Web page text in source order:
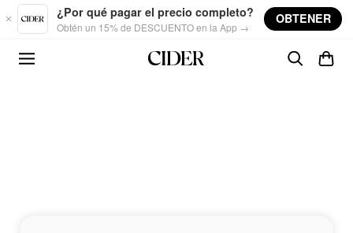
Skip to main content
¿Por qué pagar el precio completo?
Obtén un 15% de DESCUENTO en la App →
OBTENER